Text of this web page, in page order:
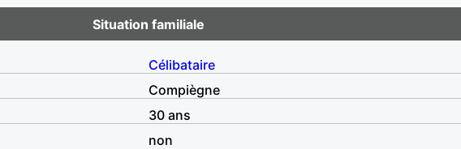
Situation familiale
Célibataire
Compiègne
30 ans
non